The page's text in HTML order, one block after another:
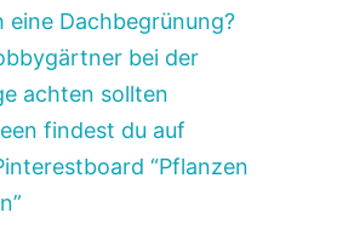
eine Dachbegrünung?
bei der
achten sollten
findest du auf
“Pflanzen